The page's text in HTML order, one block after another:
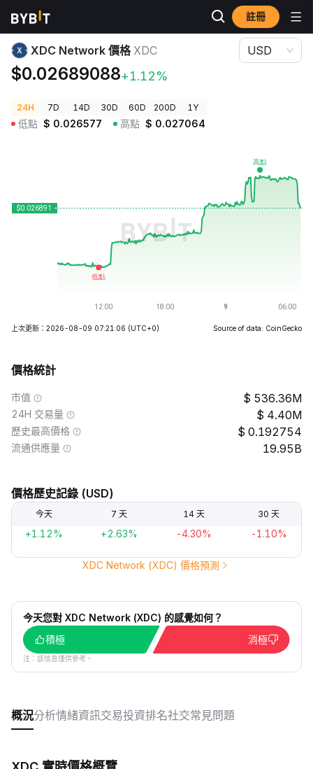
註冊
加密貨幣價格
XDC Network 價格 XDC
$0.02689088+1.12%
USD
24H 7D 14D 30D 60D 200D 1Y
低點 $ 0.026577 高點 $ 0.027064
上次更新：2026-08-09 07:21:06 (UTC+0) Source of data: CoinGecko
價格統計
市值 536.36M
24H 交易量 4.40M
歷史最高價格 0.192754
流通供應量 19.95B
價格歷史記錄 (USD)
今天 7 天 14 天 30 天
+1.12% +2.63% -4.30% -1.10%
XDC Network (XDC) 價格預測
今天您對 XDC Network (XDC) 的感覺如何？
積極
消極
注：該信息僅供參考。
概況分析情緒資訊交易投資排名社交常見問題